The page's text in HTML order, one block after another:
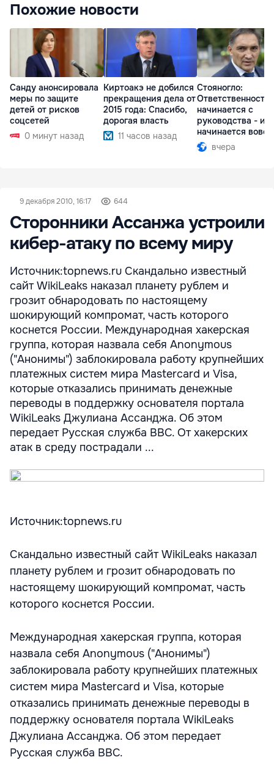
Похожие новости
Санду анонсировала
меры по защите
детей от рисков
соцсетей
0 минут назад
Киртоакэ не добился
прекращения дела от
2015 года: Спасибо,
дорогая власть
11 часов назад
Стояногло:
Ответственность
начинается с
руководства -
начинается вовсе
вчера
9 декабря 2010, 16:17 644
Сторонники Ассанжа устроили
кибер-атаку по всему миру
Источник:topnews.ru Скандально известный
сайт WikiLeaks наказал планету рублем и
грозит обнародовать по настоящему
шокирующий компромат, часть которого
коснется России. Международная хакерская
группа, которая назвала себя Anonymous
("Анонимы") заблокировала работу крупнейших
платежных систем мира Mastercard и Visa,
которые отказались принимать денежные
переводы в поддержку основателя портала
WikiLeaks Джулиана Ассанджа. Об этом
передает Русская служба BBC. От хакерских
атак в среду пострадали ...
Источник:topnews.ru
Скандально известный сайт WikiLeaks наказал
планету рублем и грозит обнародовать по
настоящему шокирующий компромат, часть
которого коснется России.
Международная хакерская группа, которая
назвала себя Anonymous ("Анонимы")
заблокировала работу крупнейших платежных
систем мира Mastercard и Visa, которые
отказались принимать денежные переводы в
поддержку основателя портала WikiLeaks
Джулиана Ассанджа. Об этом передает
Русская служба BBC.